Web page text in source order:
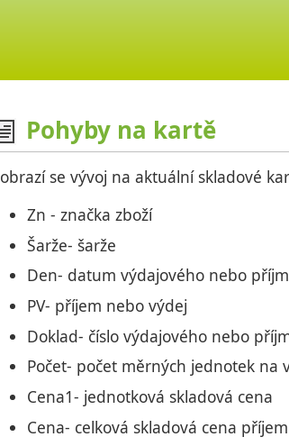
Pohyby na kartě
se vývoj na aktuální skladové
Zn - značka zboží
Šarže- šarže
Den- datum výdajového nebo
PV- příjem nebo výdej
Doklad- číslo výdajového nebo
Počet- počet měrných jednotek na
Cena1- jednotková skladová cena
Cena- celková skladová cena